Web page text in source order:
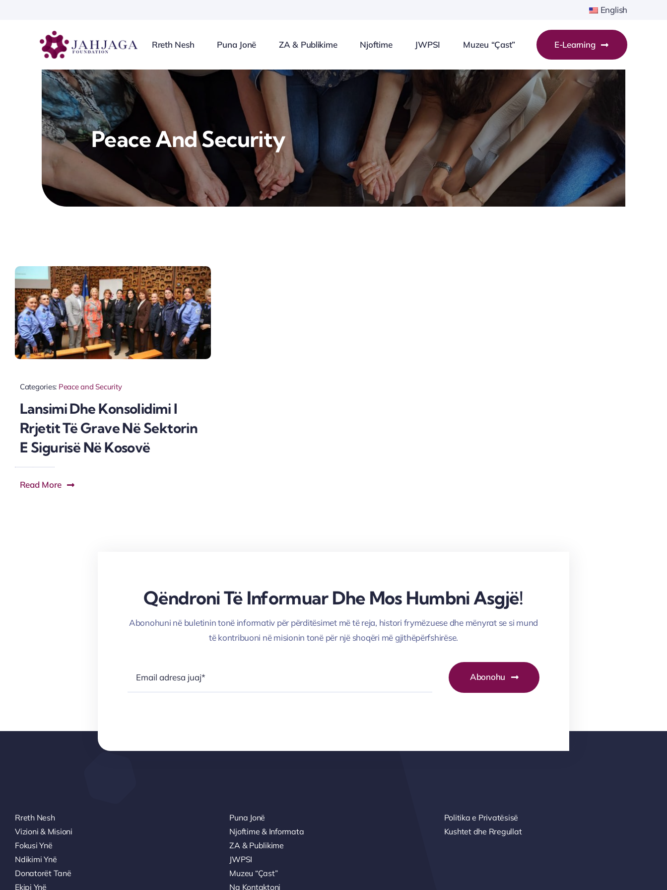
English
Rreth Nesh Puna Jonë ZA & Publikime Njoftime JWPSI Muzeu “Çast” E-Learning
Peace And Security
Categories: Peace and Security
Lansimi Dhe Konsolidimi I
Rrjetit Të Grave Në Sektorin
E Sigurisë Në Kosovë
Read More
Qëndroni Të Informuar Dhe Mos Humbni Asgjë!
Abonohuni në buletinin tonë informativ për përditësimet më të reja, histori frymëzuese dhe mënyrat se si mund
të kontribuoni në misionin tonë për një shoqëri më gjithëpërfshirëse.
Abonohu
Rreth Nesh
Vizioni & Misioni
Fokusi Ynë
Ndikimi Ynë
Donatorët Tanë
Ekipi Ynë
Puna Jonë
Njoftime & Informata
ZA & Publikime
JWPSI
Muzeu “Çast”
Na Kontaktoni
Politika e Privatësisë
Kushtet dhe Rregullat